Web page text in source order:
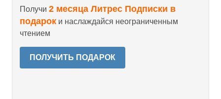
Получи 2 месяца Литрес Подписки в
подарок и наслаждайся неограниченным
чтением
ПОЛУЧИТЬ ПОДАРОК